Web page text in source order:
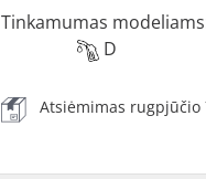
Tinkamumas
D
Atsiėmimas rugpjūčio